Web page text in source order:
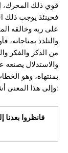
قوي ذلك المحرك،
فحينئذ يوجب ذلك
على ربه وخالقه
والتلذذ
من الذكر والفكر
والاستدلال
بمنتهاه، وهو
وإلى هذا المعنى أشار بعض العارفين بقوله:
فانظروا بعدنا